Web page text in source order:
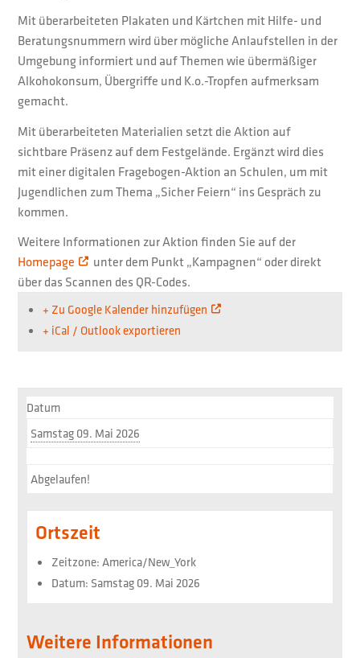
Mit überarbeiteten Plakaten und Kärtchen mit Hilfe- und
Beratungsnummern wird über mögliche Anlaufstellen in der
Umgebung informiert und auf Themen wie übermäßiger
Alkohokonsum, Übergriffe und K.o.-Tropfen aufmerksam
gemacht.
Mit überarbeiteten Materialien setzt die Aktion auf
sichtbare Präsenz auf dem Festgelände. Ergänzt wird dies
mit einer digitalen Fragebogen-Aktion an Schulen, um mit
Jugendlichen zum Thema „Sicher Feiern“ ins Gespräch zu
kommen.
Weitere Informationen zur Aktion finden Sie auf der
Homepage
unter dem Punkt „Kampagnen“ oder direkt
über das Scannen des QR-Codes.
+ Zu Google Kalender hinzufügen
+ iCal / Outlook exportieren
Datum
Samstag 09. Mai 2026
Abgelaufen!
Ortszeit
Zeitzone:America/New_York
Datum: Samstag 09. Mai 2026
Weitere Informationen